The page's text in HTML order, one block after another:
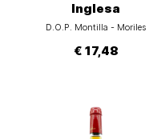
Inglesa
D.O.P. Montilla - Moriles
€ 17,48